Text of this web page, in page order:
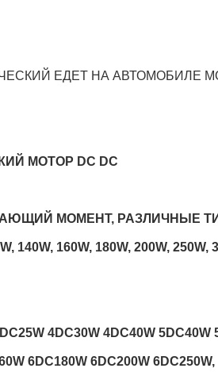
ЕДЕТ НА АВТОМОБИЛЕ
МОТОР DC DC
МОМЕНТ, РАЗЛИЧНЫЕ
140W, 160W, 180W, 200W, 250W,
4DC30W 4DC40W 5DC40W
6DC180W 6DC200W 6DC250W,